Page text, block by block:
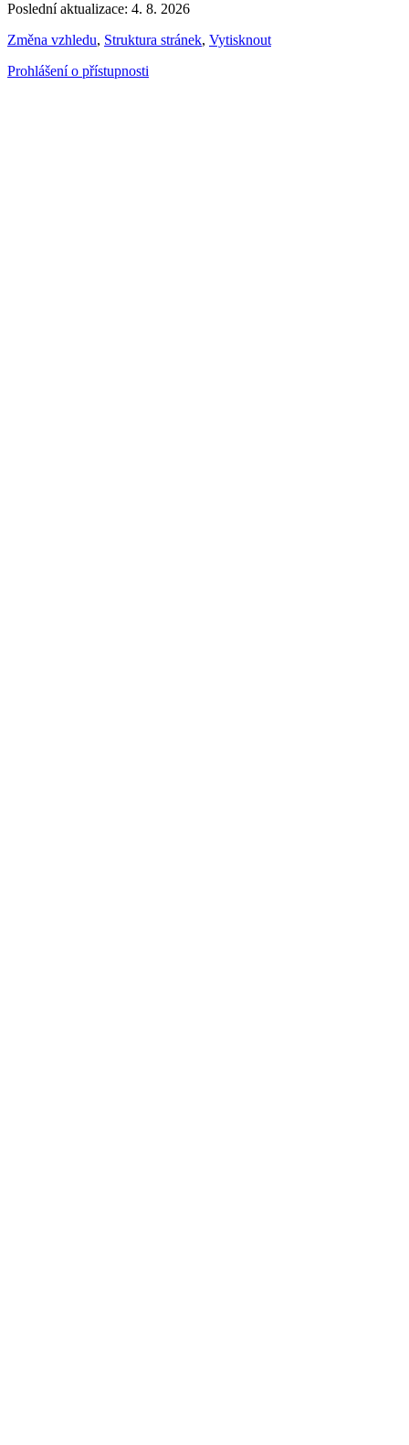
Poslední aktualizace: 4. 8. 2026
Změna vzhledu, Struktura stránek, Vytisknout
Prohlášení o přístupnosti